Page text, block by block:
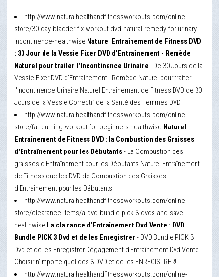
http://www.naturalhealthandfitnessworkouts.com/online-
store/30-day-bladder-fix-workout-dvd-natural-remedy-for-urinary-
incontinence-healthwise Naturel Entraînement de Fitness DVD
: 30 Jour de la Vessie Fixer DVD d'Entraînement - Remède
Naturel pour traiter l'Incontinence Urinaire - De 30 Jours de la
Vessie Fixer DVD d'Entraînement - Remède Naturel pour traiter
l'Incontinence Urinaire Naturel Entraînement de Fitness DVD de 30
Jours de la Vessie Correctif de la Santé des Femmes DVD
http://www.naturalhealthandfitnessworkouts.com/online-
store/fat-burning-workout-for-beginners-healthwise Naturel
Entraînement de Fitness DVD : la Combustion des Graisses
d'Entraînement pour les Débutants- La Combustion des
graisses d'Entraînement pour les Débutants Naturel Entraînement
de Fitness que les DVD de Combustion des Graisses
d'Entraînement pour les Débutants
http://www.naturalhealthandfitnessworkouts.com/online-
store/clearance-items/a-dvd-bundle-pick-3-dvds-and-save-
healthwise La clairance d'Entraînement Dvd Vente : DVD
Bundle PICK 3 Dvd et de les Enregistrer - DVD Bundle PICK 3
Dvd et de les Enregistrer Dégagement d'Entraînement Dvd Vente
Choisir n'importe quel des 3 DVD et de les ENREGISTRER!!
http://www.naturalhealthandfitnessworkouts.com/online-